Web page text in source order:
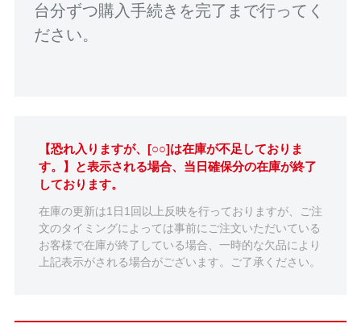
台分ずつ購入手続きを完了まで行ってく
ださい。
【恐れ入りますが、[○○]は在庫が不足しておりま
す。】と表示される場合、当日確保分の在庫が終了
しております。
在庫の更新は1日1回以上反映を行っておりますが、ご注
文のタイミングによっては事前にご注文いただいている
お客様で在庫が終了している場合、一時的な欠品により
上記表示がされる場合がございます。ご了承ください。